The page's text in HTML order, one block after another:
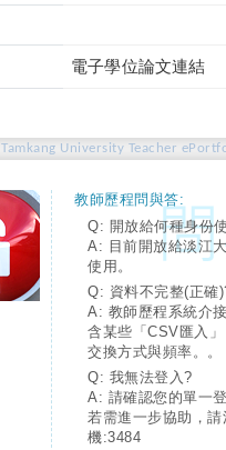
電子學位論文連結
Tamkang University Teacher
教師歷程問與答:
Q: 開放給何種身份
A: 目前開放給淡江
使用。
Q: 資料不完整(正確
A: 教師歷程系統介
含某些「CSV匯入
交換方式與頻率。。
Q: 我無法登入?
A: 請確認您的單一
若需進一步協助，
機:3484